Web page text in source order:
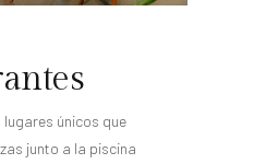
únicos que
junto a la piscina